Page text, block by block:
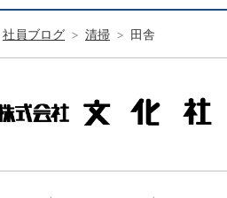
社員ブログ 清掃 田舎